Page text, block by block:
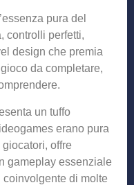
pura del
controlli perfetti,
design che premia
da completare,
un tuffo
erano pura
offre
gameplay essenziale
di molte